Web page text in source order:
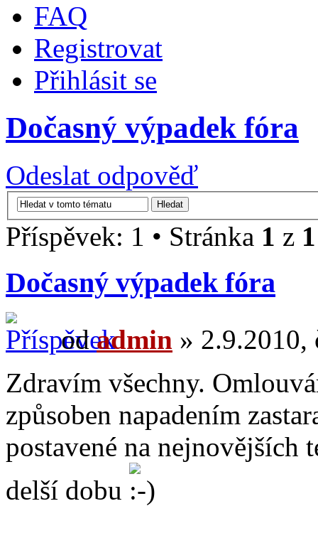
FAQ
Registrovat
Přihlásit se
Dočasný výpadek fóra
Odeslat odpověď
Příspěvek: 1 • Stránka 1 z 1
Dočasný výpadek fóra
odadmin » 2.9.2010,
Zdravím všechny.
způsoben napadením
postavené na nejnovějších
delší dobu